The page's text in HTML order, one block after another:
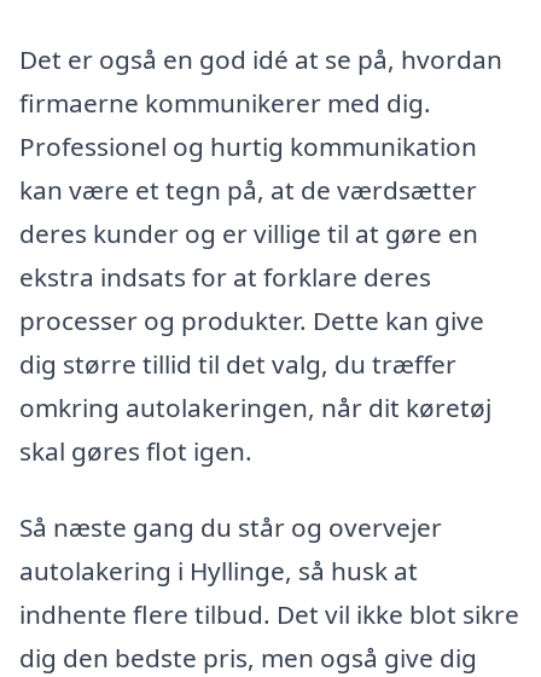
Det er også en god idé at se på, hvordan
firmaerne kommunikerer med dig.
Professionel og hurtig kommunikation
kan være et tegn på, at de værdsætter
deres kunder og er villige til at gøre en
ekstra indsats for at forklare deres
processer og produkter. Dette kan give
dig større tillid til det valg, du træffer
omkring autolakeringen, når dit køretøj
skal gøres flot igen.
Så næste gang du står og overvejer
autolakering i Hyllinge, så husk at
indhente flere tilbud. Det vil ikke blot sikre
dig den bedste pris, men også give dig